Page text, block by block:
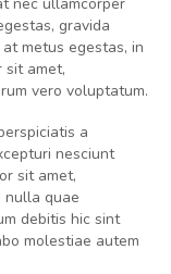
gravida
metus egestas, in
sit amet,
vero voluptatum.
a
nesciunt
sit amet,
nulla quae
debitis hic sint
molestiae autem